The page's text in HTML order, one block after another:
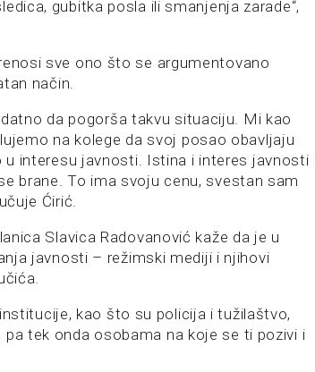
gubitka posla ili smanjenja zarade“,
sve ono što se argumentovano
način.
da pogorša takvu situaciju. Mi kao
na kolege da svoj posao obavljaju
interesu javnosti. Istina i interes javnosti
brane. To ima svoju cenu, svestan sam
Ćirić.
Slavica Radovanović kaže da je u
javnosti – režimski mediji i njihovi
kao što su policija i tužilaštvo,
tek onda osobama na koje se ti pozivi i